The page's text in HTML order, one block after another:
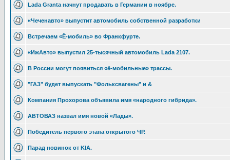
Lada Granta начнут продавать в Германии в ноябре.
«Чеченавто» выпустит автомобиль собственной разработки
Встречаем «Ё-мобиль» во Франкфурте.
«ИжАвто» выпустил 25-тысячный автомобиль Lada 2107.
В России могут появиться «ё-мобильные» трассы.
"ГАЗ" будет выпускать "Фольксвагены" и &
Компания Прохорова объявила имя «народного гибрида».
АВТОВАЗ назвал имя новой «Лады».
Победитель первого этапа открытого ЧР.
Парад новинок от KIA.